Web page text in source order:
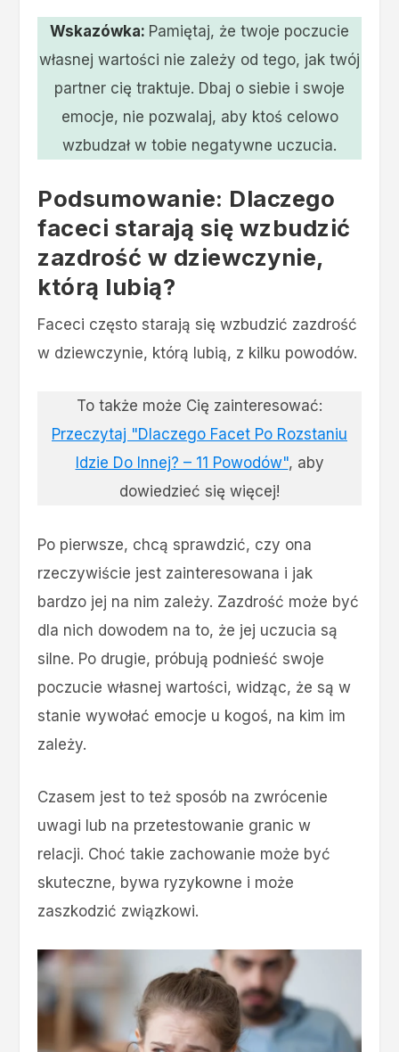
Wskazówka: Pamiętaj, że twoje poczucie
własnej wartości nie zależy od tego, jak twój
partner cię traktuje. Dbaj o siebie i swoje
emocje, nie pozwalaj, aby ktoś celowo
wzbudzał w tobie negatywne uczucia.
Podsumowanie: Dlaczego
faceci starają się wzbudzić
zazdrość w dziewczynie,
którą lubią?
Faceci często starają się wzbudzić zazdrość
w dziewczynie, którą lubią, z kilku powodów.
To także może Cię zainteresować:
Przeczytaj "Dlaczego Facet Po Rozstaniu
Idzie Do Innej? – 11 Powodów", aby
dowiedzieć się więcej!
Po pierwsze, chcą sprawdzić, czy ona
rzeczywiście jest zainteresowana i jak
bardzo jej na nim zależy. Zazdrość może być
dla nich dowodem na to, że jej uczucia są
silne. Po drugie, próbują podnieść swoje
poczucie własnej wartości, widząc, że są w
stanie wywołać emocje u kogoś, na kim im
zależy.
Czasem jest to też sposób na zwrócenie
uwagi lub na przetestowanie granic w
relacji. Choć takie zachowanie może być
skuteczne, bywa ryzykowne i może
zaszkodzić związkowi.